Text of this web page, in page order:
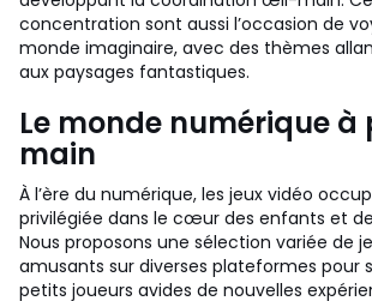
concentration sont aussi l’occasion de
monde imaginaire, avec des thèmes
aux paysages fantastiques.
Le monde numérique à
main
À l’ère du numérique, les jeux vidéo
privilégiée dans le cœur des enfants et
Nous proposons une sélection variée de
amusants sur diverses plateformes pour
petits joueurs avides de nouvelles